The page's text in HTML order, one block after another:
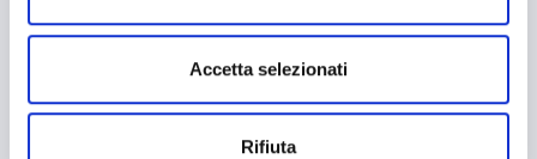
Accetta selezionati
Rifiuta